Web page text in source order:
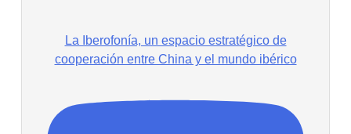
La Iberofonía, un espacio estratégico de
cooperación entre China y el mundo ibérico